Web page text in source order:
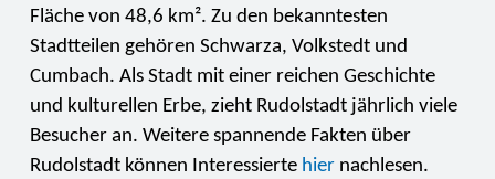
Fläche von 48,6 km². Zu den bekanntesten
Stadtteilen gehören Schwarza, Volkstedt und
Cumbach. Als Stadt mit einer reichen Geschichte
und kulturellen Erbe, zieht Rudolstadt jährlich viele
Besucher an. Weitere spannende Fakten über
Rudolstadt können Interessierte hiernachlesen.